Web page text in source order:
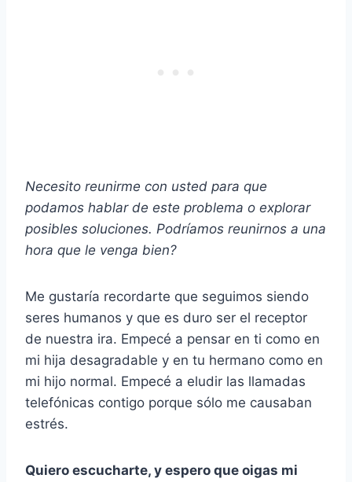
Necesito reunirme con usted para que
podamos hablar de este problema o explorar
posibles soluciones. Podríamos reunirnos a una
hora que le venga bien?
Me gustaría recordarte que seguimos siendo
seres humanos y que es duro ser el receptor
de nuestra ira. Empecé a pensar en ti como en
mi hija desagradable y en tu hermano como en
mi hijo normal. Empecé a eludir las llamadas
telefónicas contigo porque sólo me causaban
estrés.
Quiero escucharte, y espero que oigas mi